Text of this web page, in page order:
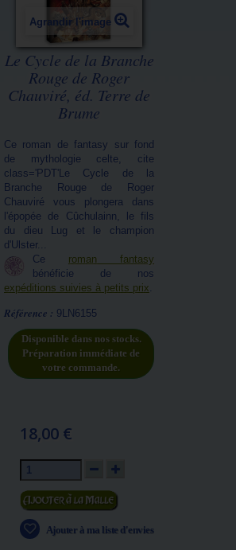
Agrandir l'image
Le Cycle de la Branche
Rouge de Roger
Chauviré, éd. Terre de
Brume
Ce roman de fantasy sur fond
de mythologie celte, cite
class='PDT'Le Cycle de la
Branche Rouge de Roger
Chauviré vous plongera dans
l'épopée de Cûchulainn, le fils
du dieu Lug et le champion
d'Ulster...
Ce roman fantasy
bénéficie de nos
expéditions suivies à petits prix.
Référence : 9LN6155
Disponible dans nos stocks.
Préparation immédiate de
votre commande.
18,00 €
Ajouter au panier
Ajouter à ma liste d'envies